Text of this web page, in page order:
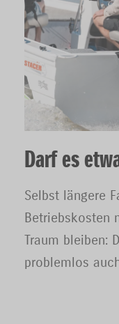
Darf es
Selbst längere
Betriebskosten
Traum bleiben:
problemlos